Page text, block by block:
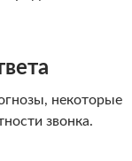
некоторые
звонка.